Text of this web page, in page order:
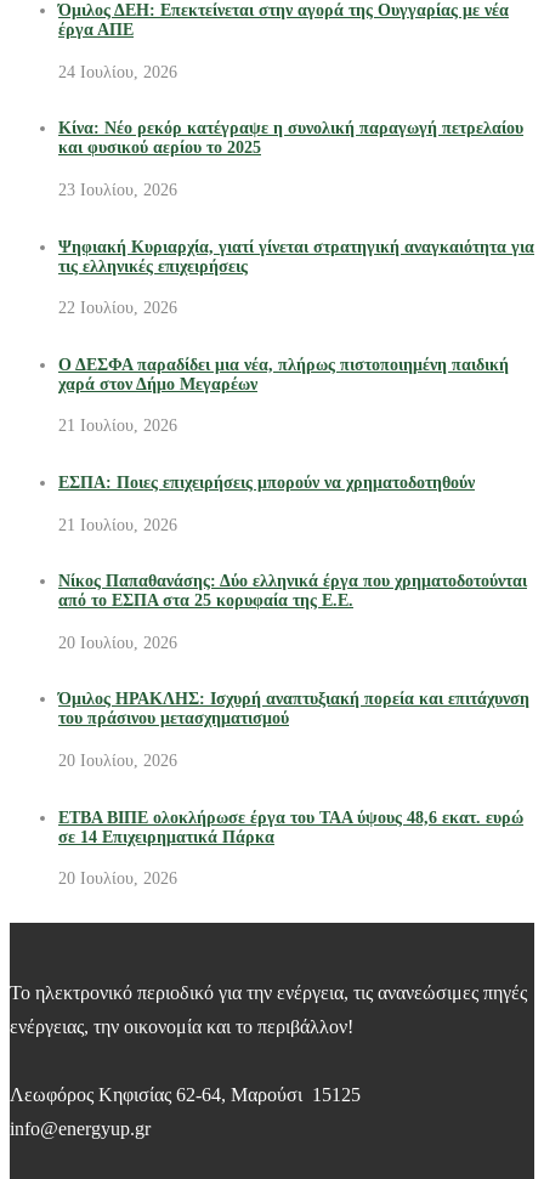
Όμιλος ΔΕΗ: Επεκτείνεται στην αγορά της Ουγγαρίας με νέα
έργα ΑΠΕ
24 Ιουλίου, 2026
Κίνα: Νέο ρεκόρ κατέγραψε η συνολική παραγωγή πετρελαίου
και φυσικού αερίου το 2025
23 Ιουλίου, 2026
Ψηφιακή Κυριαρχία, γιατί γίνεται στρατηγική αναγκαιότητα για
τις ελληνικές επιχειρήσεις
22 Ιουλίου, 2026
Ο ΔΕΣΦΑ παραδίδει μια νέα, πλήρως πιστοποιημένη παιδική
χαρά στον Δήμο Μεγαρέων
21 Ιουλίου, 2026
ΕΣΠΑ: Ποιες επιχειρήσεις μπορούν να χρηματοδοτηθούν
21 Ιουλίου, 2026
Νίκος Παπαθανάσης: Δύο ελληνικά έργα που χρηματοδοτούνται
από το ΕΣΠΑ στα 25 κορυφαία της Ε.Ε.
20 Ιουλίου, 2026
Όμιλος ΗΡΑΚΛΗΣ: Ισχυρή αναπτυξιακή πορεία και επιτάχυνση
του πράσινου μετασχηματισμού
20 Ιουλίου, 2026
ΕΤΒΑ ΒΙΠΕ ολοκλήρωσε έργα του ΤΑΑ ύψους 48,6 εκατ. ευρώ
σε 14 Επιχειρηματικά Πάρκα
20 Ιουλίου, 2026
Το ηλεκτρονικό περιοδικό για την ενέργεια, τις ανανεώσιμες πηγές
ενέργειας, την οικονομία και το περιβάλλον!
Λεωφόρος Κηφισίας 62-64, Μαρούσι 15125
info@energyup.gr